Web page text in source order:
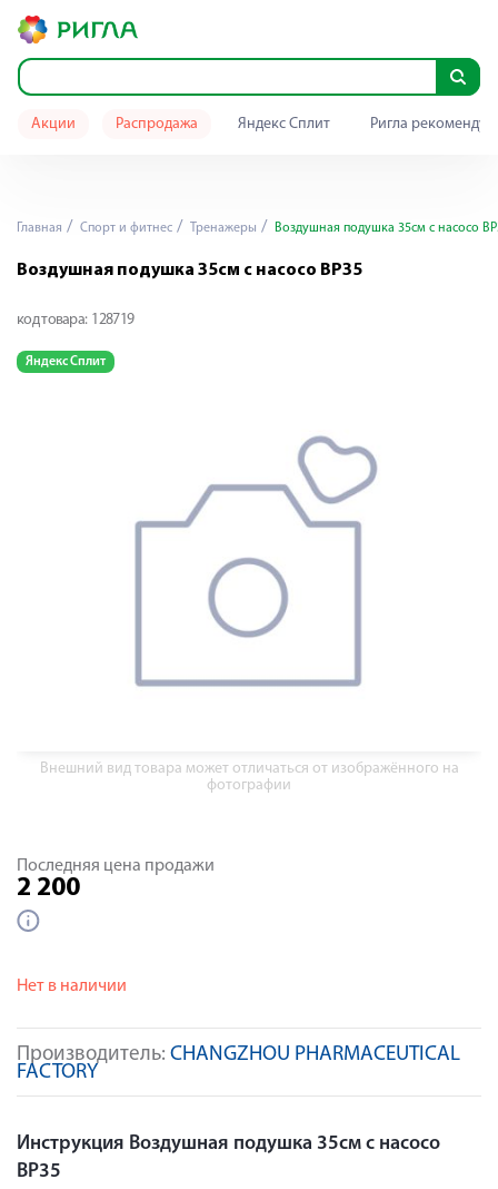
Акции Распродажа Яндекс Сплит Ригла
Главная Спорт и фитнес Тренажеры Воздушная подушка 35см с насосо
Воздушная подушка 35см с насосо ВР35
код товара: 128719
Яндекс Сплит
Внешний вид товара может отличаться от изображённого на
фотографии
Производитель: CHANGZHOU PHARMACEUTICAL
FACTORY
Последняя цена продажи
2 200
Нет в наличии
Инструкция Воздушная подушка 35см с насосо
ВР35